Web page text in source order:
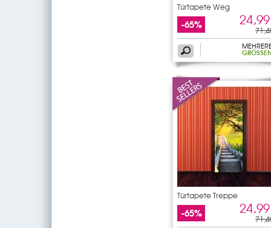
Türtapete Weg
-65%
GRÖSSEN
Türtapete Treppe
-65%